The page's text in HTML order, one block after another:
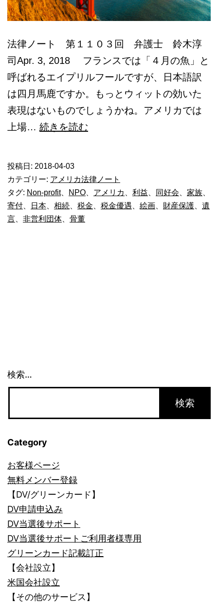
法律ノート 第１１０３回 弁護士 鈴木淳
司Apr. 3, 2018 フランスでは「４月の魚」と
呼ばれるエイプリルフールですが、日本語訳
は四月馬鹿ですか。もっとウィットの効いた
表現はないものでしょうかね。アメリカでは
上場… 続きを読む
る
骨
董
た
投稿日: 2018-04-03
カテゴリー: アメリカ法律ノート
タグ: Non-profit、 NPO、 アメリカ 、 利益、 同好会、 家族、
寄付、 日本、 相続、 税金、 税金優遇、 絵画、 財産保護、 遺
言、 非営利団体、 骨董
検索…
Category
お客様ページ
無料メンバー登録
【DV/グリーンカード】
DV申請申込み
DV当選後サポート
DV当選後サポートご利用者様専用
グリーンカード記載訂正
【会社設立】
米国会社設立
【その他のサービス】